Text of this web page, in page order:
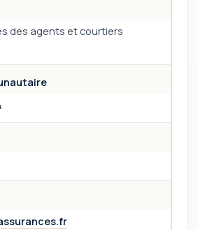
des agents et courtiers